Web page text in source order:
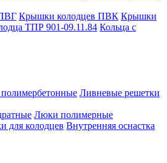
Крышки колодцев ПВК Крышки
ТПР 901-09.11.84 Кольца с
Ливневые решетки
Люки полимерные
для колодцев Внутренняя оснастка